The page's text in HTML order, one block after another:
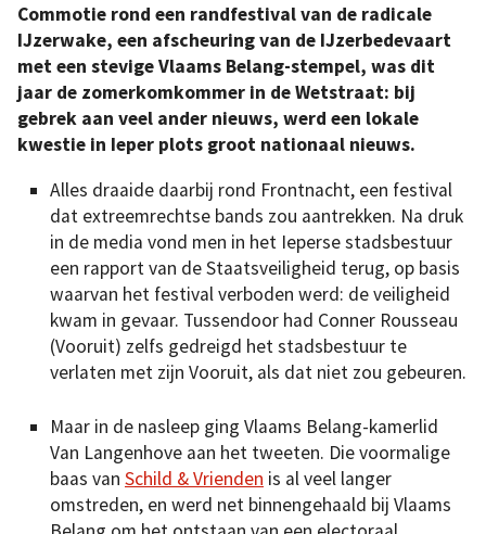
Commotie rond een randfestival van de radicale
IJzerwake, een afscheuring van de IJzerbedevaart
met een stevige Vlaams Belang-stempel, was dit
jaar de zomerkomkommer in de Wetstraat: bij
gebrek aan veel ander nieuws, werd een lokale
kwestie in Ieper plots groot nationaal nieuws.
Alles draaide daarbij rond Frontnacht, een festival
dat extreemrechtse bands zou aantrekken. Na druk
in de media vond men in het Ieperse stadsbestuur
een rapport van de Staatsveiligheid terug, op basis
waarvan het festival verboden werd: de veiligheid
kwam in gevaar. Tussendoor had Conner Rousseau
(Vooruit) zelfs gedreigd het stadsbestuur te
verlaten met zijn Vooruit, als dat niet zou gebeuren.
Maar in de nasleep ging Vlaams Belang-kamerlid
Van Langenhove aan het tweeten. Die voormalige
baas van Schild & Vrienden is al veel langer
omstreden, en werd net binnengehaald bij Vlaams